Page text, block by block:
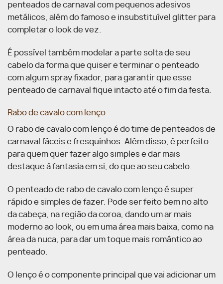
penteados de carnaval com pequenos adesivos
metálicos, além do famoso e insubstituível glitter para
completar o look de vez.
É possível também modelar a parte solta de seu
cabelo da forma que quiser e terminar o penteado
com algum spray fixador, para garantir que esse
penteado de carnaval fique intacto até o fim da festa.
Rabo de cavalo com lenço
O rabo de cavalo com lenço é do time de penteados de
carnaval fáceis e fresquinhos. Além disso, é perfeito
para quem quer fazer algo simples e dar mais
destaque à fantasia em si, do que ao seu cabelo.
O penteado de rabo de cavalo com lenço é super
rápido e simples de fazer. Pode ser feito bem no alto
da cabeça, na região da coroa, dando um ar mais
moderno ao look, ou em uma área mais baixa, como na
área da nuca, para dar um toque mais romântico ao
penteado.
O lenço é o componente principal que vai adicionar um